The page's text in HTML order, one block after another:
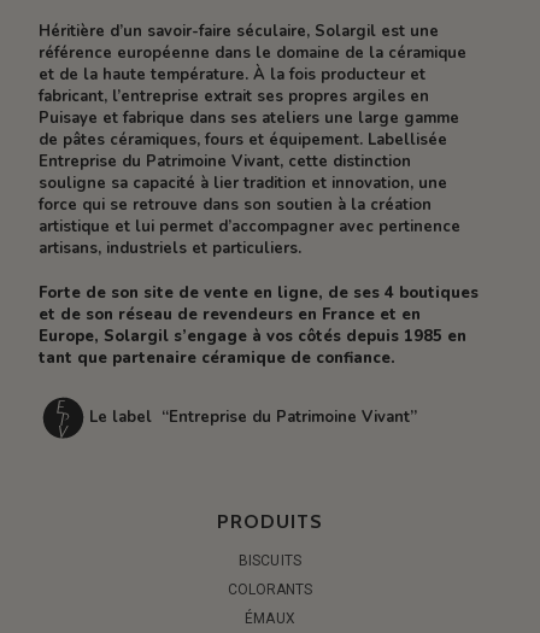
Héritière d’un savoir-faire séculaire, Solargil est une
référence européenne dans le domaine de la céramique
et de la haute température. À la fois producteur et
fabricant, l’entreprise extrait ses propres argiles en
Puisaye et fabrique dans ses ateliers une large gamme
de pâtes céramiques, fours et équipement. Labellisée
Entreprise du Patrimoine Vivant, cette distinction
souligne sa capacité à lier tradition et innovation, une
force qui se retrouve dans son soutien à la création
artistique et lui permet d’accompagner avec pertinence
artisans, industriels et particuliers.
Forte de son site de vente en ligne, de ses 4 boutiques
et de son réseau de revendeurs en France et en
Europe, Solargil s’engage à vos côtés depuis 1985 en
tant que partenaire céramique de confiance.
Le label “Entreprise du Patrimoine Vivant”
PRODUITS
BISCUITS
COLORANTS
ÉMAUX